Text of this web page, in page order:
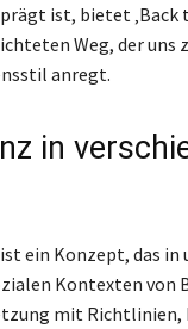
ist, bietet ‚Back
Weg, der uns
anregt.
in
ein Konzept, das
Kontexten von
mit Richtlinien,